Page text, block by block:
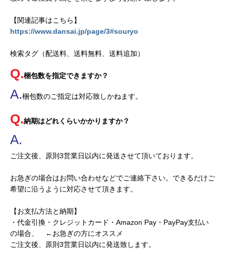
【関連記事はこちら】
https://www.dansai.jp/page/3#souryo
検索タグ（配送料、送料無料、送料追加）
梱包数を指定できますか？
梱包数のご指定は対応致しかねます。
納期はどれくらいかかりますか？
ご注文後、原則3営業日以内に発送させて頂いております。
お急ぎの場合はお問い合わせなどでご連絡下さい。できるだけご
希望に沿うように対応させて頂きます。
【お支払方法と納期】
・代金引換・クレジットカード・Amazon Pay・PayPay支払い
の場合、 ←お急ぎの方にオススメ
ご注文後、原則3営業日以内に発送致します。